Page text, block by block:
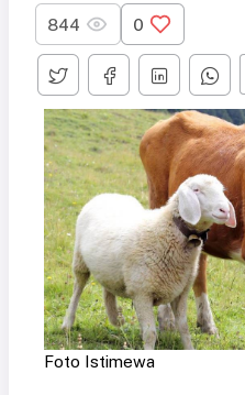
844 0
Foto Istimewa